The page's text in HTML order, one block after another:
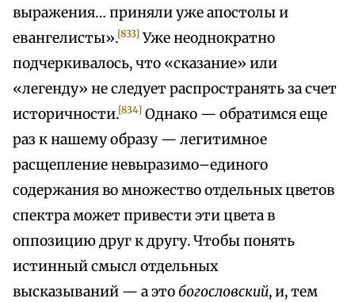
выражения… приняли уже апостолы и
евангелисты».[833] Уже неоднократно
подчеркивалось, что «сказание» или
«легенду» не следует распространять за счет
историчности.[834] Однако — обратимся еще
раз к нашему образу — легитимное
расщепление невыразимо–единого
содержания во множество отдельных цветов
спектра может привести эти цвета в
оппозицию друг к другу. Чтобы понять
истинный смысл отдельных
высказываний — а этобогословский, и, тем